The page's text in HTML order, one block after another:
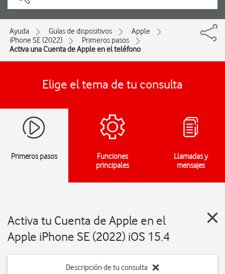
Ayuda Guías de dispositivos
Apple
iPhone SE (2022)
Primeros pasos
Activa una Cuenta de Apple en el teléfono
Elige el tema de tu consulta
Primeros pasos
Funciones
principales
Llamadas y
mensajes
Activa tu Cuenta de Apple en el
Apple iPhone SE (2022) iOS 15.4
Descripción de tu consulta